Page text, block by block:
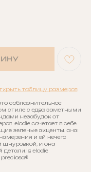
таблицу размеров
соблазнительное
стиле с едва заметными
незабудок от
elodie сочетает в себе
зеленые акценты. она
и ей нечего
шнуровкой, и она
детали! в elodie